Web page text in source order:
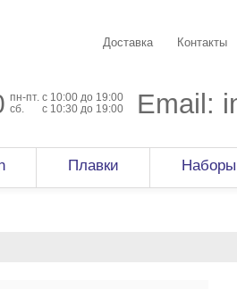
Доставка Контакты
пн-пт. c 10:00 до 19:00
сб.
с 10:30 до 19:00 Email:
Плавки